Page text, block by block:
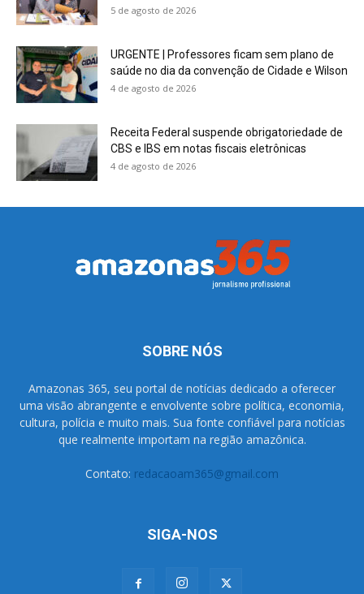
5 de agosto de 2026
URGENTE | Professores ficam sem plano de
saúde no dia da convenção de Cidade e Wilson
4 de agosto de 2026
Receita Federal suspende obrigatoriedade de
CBS e IBS em notas fiscais eletrônicas
4 de agosto de 2026
SOBRE NÓS
Amazonas 365, seu portal de notícias dedicado a oferecer
uma visão abrangente e envolvente sobre política, economia,
cultura, polícia e muito mais. Sua fonte confiável para notícias
que realmente importam na região amazônica.
Contato: redacaoam365@gmail.com
SIGA-NOS